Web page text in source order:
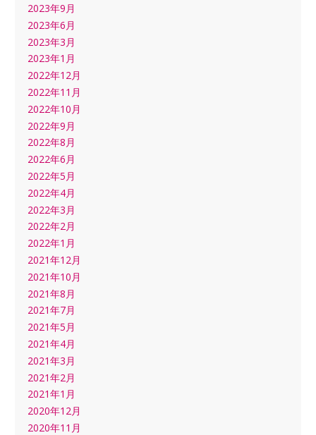
2023年9月
2023年6月
2023年3月
2023年1月
2022年12月
2022年11月
2022年10月
2022年9月
2022年8月
2022年6月
2022年5月
2022年4月
2022年3月
2022年2月
2022年1月
2021年12月
2021年10月
2021年8月
2021年7月
2021年5月
2021年4月
2021年3月
2021年2月
2021年1月
2020年12月
2020年11月